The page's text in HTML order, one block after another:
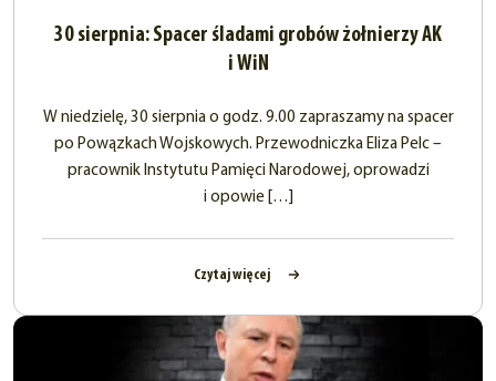
30 sierpnia: Spacer śladami grobów żołnierzy AK
i WiN
W niedzielę, 30 sierpnia o godz. 9.00 zapraszamy na spacer
po Powązkach Wojskowych. Przewodniczka Eliza Pelc –
pracownik Instytutu Pamięci Narodowej, oprowadzi
i opowie […]
Czytaj więcej